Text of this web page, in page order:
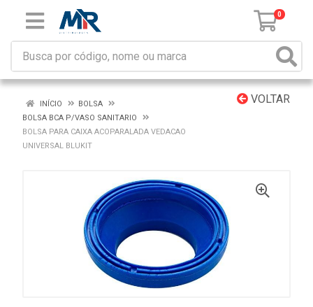
0
VOLTAR
INÍCIO
BOLSA
BOLSA BCA P/VASO SANITARIO
BOLSA PARA CAIXA ACOPARALADA VEDACAO
UNIVERSAL BLUKIT